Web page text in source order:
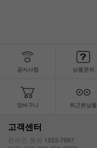
공지사항 상품문의
장바구니 최근본상품
고객센터
온라인 문의 1522-7897